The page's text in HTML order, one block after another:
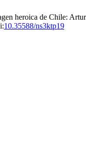
heroica de Chile:
10.35588/ns3ktp19